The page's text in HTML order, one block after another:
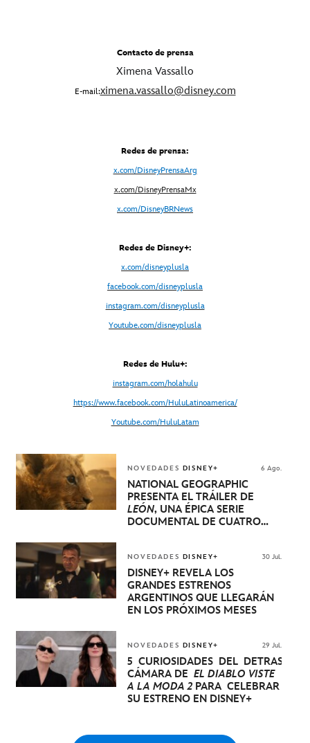
Contacto de prensa
Ximena Vassallo
E-mail:ximena.vassallo@disney.com
Redes de prensa:
x.com/DisneyPrensaArg
x.com/DisneyPrensaMx
x.com/DisneyBRNews
Redes de Disney+:
x.com/disneyplusla
facebook.com/disneyplusla
instagram.com/disneyplusla
Youtube.com/disneyplusla
Redes de Hulu+:
instagram.com/holahulu
https://www.facebook.com/HuluLatinoamerica/
Youtube.com/HuluLatam
NOVEDADES DISNEY+ 6 Ago.
NATIONAL GEOGRAPHIC
PRESENTA EL TRÁILER DE
LEÓN, UNA ÉPICA SERIE
DOCUMENTAL DE CUATRO
DE UN CACHORRO DE LEÓN
HASTA QUE SE CONVIERTE EN
REY
NOVEDADES DISNEY+ 30 Jul.
DISNEY+ REVELA LOS
GRANDES ESTRENOS
ARGENTINOS QUE LLEGARÁN
EN LOS PRÓXIMOS MESES
NOVEDADES DISNEY+ 29 Jul.
5 CURIOSIDADES DEL DETRÁS DE
CÁMARA DE EL DIABLO VISTE
A LA MODA 2PARA CELEBRAR
SU ESTRENO EN DISNEY+